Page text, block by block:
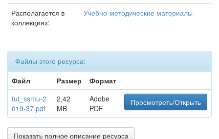
Располагается в
коллекциях:
Учебно-методические материалы
Файлы этого ресурса:
Файл
Размер
Формат
tut_ssmu-2
019-37.pdf
2,42
MB
Adobe
PDF
Просмотреть/Открыть
Показать полное описание ресурса